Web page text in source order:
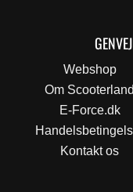
Webshop
Om Scooterland
E-Force.dk
Kontakt os